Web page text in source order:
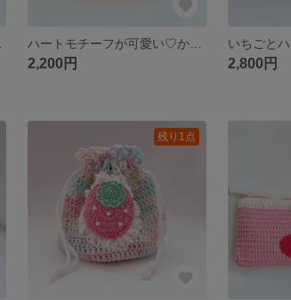
2,200円 2,800円
残り1点